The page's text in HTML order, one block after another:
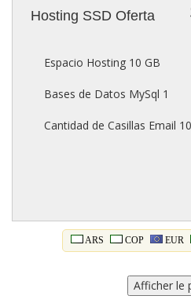
Hosting SSD Oferta
Espacio Hosting 10 GB
Bases de Datos MySql 1
Cantidad de Casillas Email 10
ARS COP EUR